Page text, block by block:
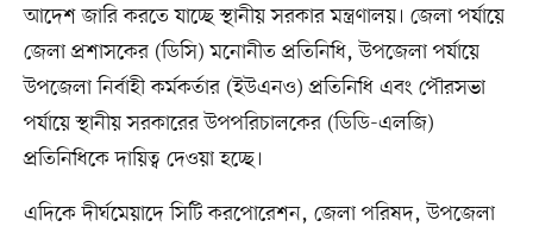
আদেশ জারি করতে যাচ্ছে স্থানীয় সরকার মন্ত্রণালয়। জেলা পর্যায়ে
জেলা প্রশাসকের (ডিসি) মনোনীত প্রতিনিধি, উপজেলা পর্যায়ে
উপজেলা নির্বাহী কর্মকর্তার (ইউএনও) প্রতিনিধি এবং পৌরসভা
পর্যায়ে স্থানীয় সরকারের উপপরিচালকের (ডিডি-এলজি)
প্রতিনিধিকে দায়িত্ব দেওয়া হচ্ছে।
এদিকে দীর্ঘমেয়াদে সিটি করপোরেশন, জেলা পরিষদ, উপজেলা